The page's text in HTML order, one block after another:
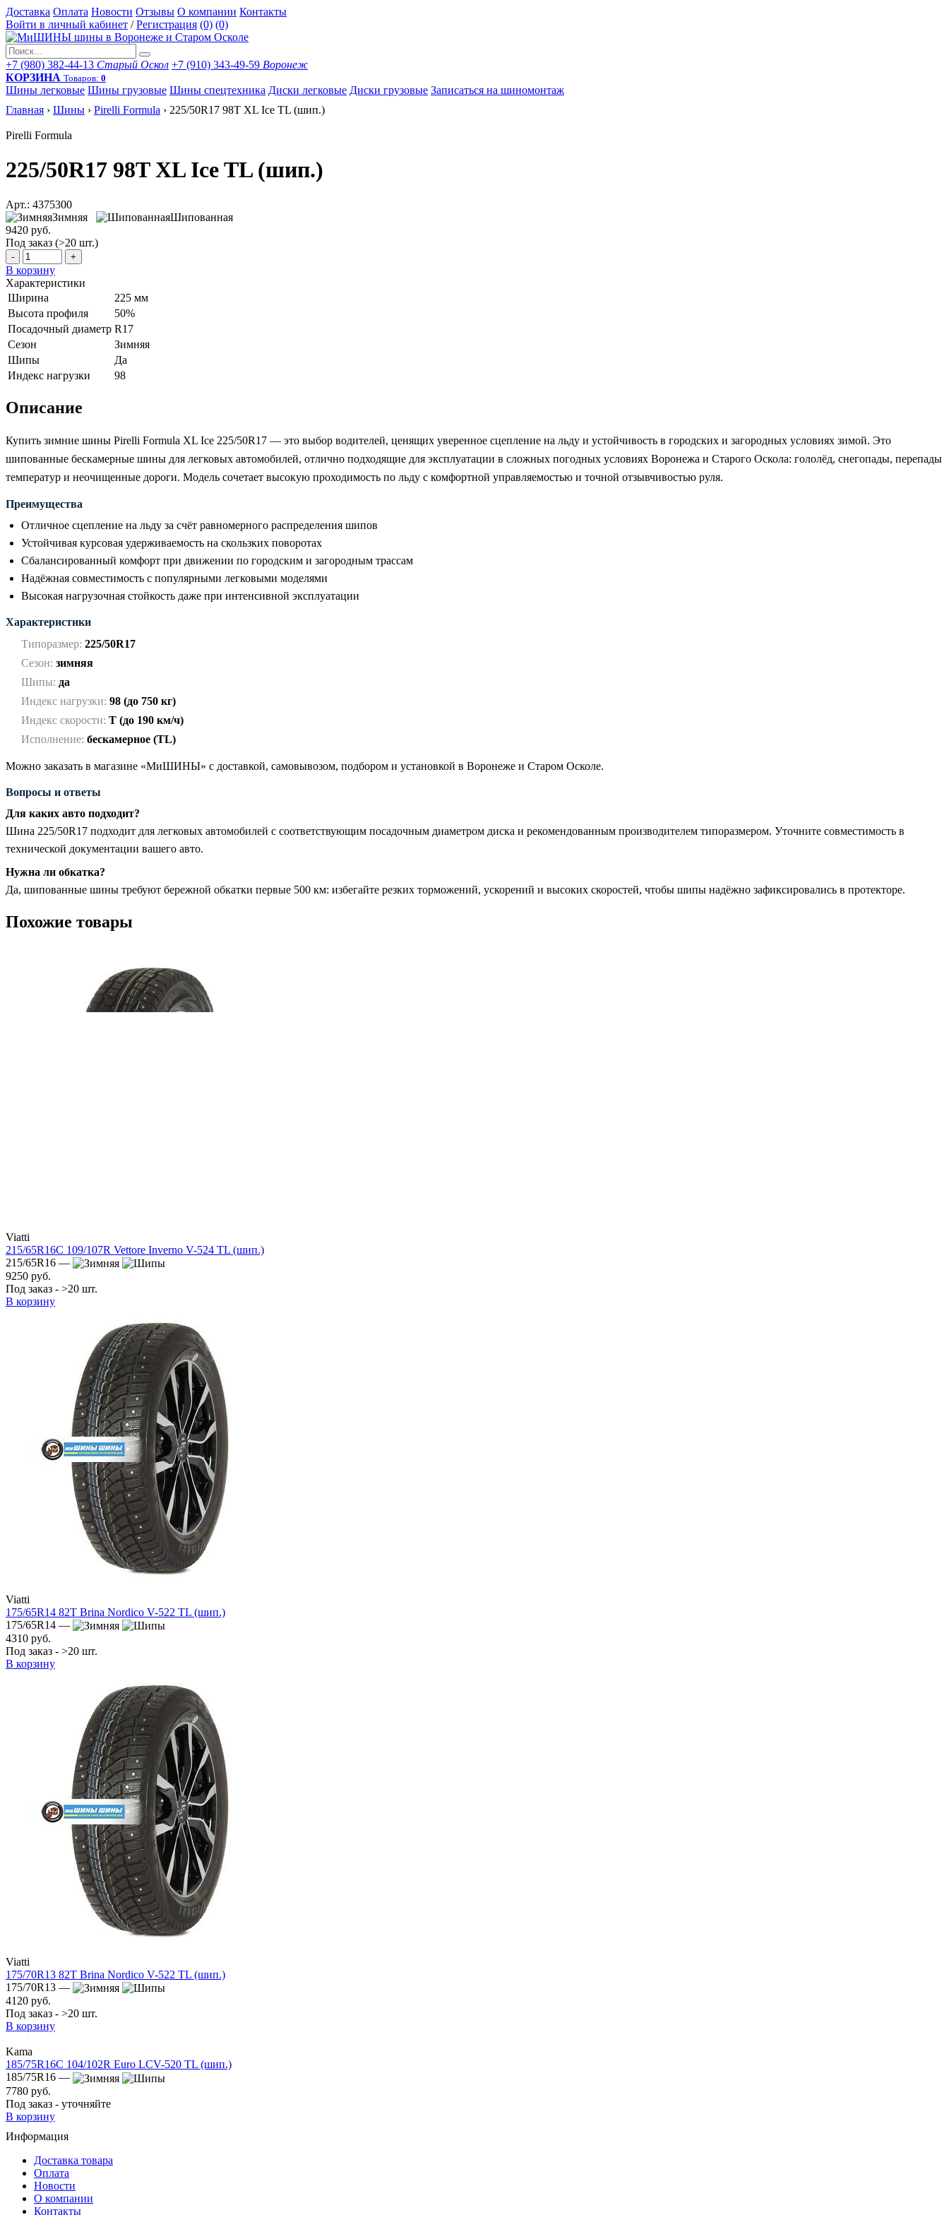
Доставка Оплата Новости Отзывы О компании Контакты
Войти в личный кабинет / Регистрация (0) (0)
+7 (980) 382-44-13 Старый Оскол +7 (910) 343-49-59 Воронеж
КОРЗИНА Товаров: 0
Шины легковые Шины грузовые Шины спецтехника Диски легковые Диски грузовые Записаться на шиномонтаж
Главная › Шины › Pirelli Formula › 225/50R17 98T XL Ice TL (шип.)
Pirelli Formula
225/50R17 98T XL Ice TL (шип.)
Арт.: 4375300
Зимняя
Шипованная
9420 руб.
Под заказ (>20 шт.)
- +
В корзину
Характеристики
Ширина
225 мм
Высота профиля
50%
Посадочный диаметр R17
Сезон
Зимняя
Шипы
Да
Индекс нагрузки
98
Описание
Купить зимние шины Pirelli Formula XL Ice 225/50R17 — это выбор водителей, ценящих уверенное сцепление на льду и устойчивость в городских и загородных условиях зимой. Это
шипованные бескамерные шины для легковых автомобилей, отлично подходящие для эксплуатации в сложных погодных условиях Воронежа и Старого Оскола: гололёд, снегопады, перепады
температур и неочищенные дороги. Модель сочетает высокую проходимость по льду с комфортной управляемостью и точной отзывчивостью руля.
Преимущества
Отличное сцепление на льду за счёт равномерного распределения шипов
Устойчивая курсовая удерживаемость на скользких поворотах
Сбалансированный комфорт при движении по городским и загородным трассам
Надёжная совместимость с популярными легковыми моделями
Высокая нагрузочная стойкость даже при интенсивной эксплуатации
Характеристики
Типоразмер: 225/50R17
Сезон: зимняя
Шипы: да
Индекс нагрузки: 98 (до 750 кг)
Индекс скорости: T (до 190 км/ч)
Исполнение: бескамерное (TL)
Можно заказать в магазине «МиШИНЫ» с доставкой, самовывозом, подбором и установкой в Воронеже и Старом Осколе.
Вопросы и ответы
Для каких авто подходит?
Шина 225/50R17 подходит для легковых автомобилей с соответствующим посадочным диаметром диска и рекомендованным производителем типоразмером. Уточните совместимость в
технической документации вашего авто.
Нужна ли обкатка?
Да, шипованные шины требуют бережной обкатки первые 500 км: избегайте резких торможений, ускорений и высоких скоростей, чтобы шипы надёжно зафиксировались в протекторе.
Похожие товары
Viatti
215/65R16C 109/107R Vettore Inverno V-524 TL (шип.)
215/65R16 —
9250 руб.
Под заказ - >20 шт.
В корзину
Viatti
175/65R14 82T Brina Nordico V-522 TL (шип.)
175/65R14 —
4310 руб.
Под заказ - >20 шт.
В корзину
Viatti
175/70R13 82T Brina Nordico V-522 TL (шип.)
175/70R13 —
4120 руб.
Под заказ - >20 шт.
В корзину
Kama
185/75R16C 104/102R Euro LCV-520 TL (шип.)
185/75R16 —
7780 руб.
Под заказ - уточняйте
В корзину
Информация
Доставка товара
Оплата
Новости
О компании
Контакты